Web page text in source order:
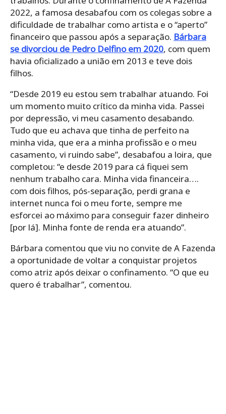
2022, a famosa desabafou com os colegas sobre a
dificuldade de trabalhar como artista e o “aperto”
financeiro que passou após a separação. Bárbara
se divorciou de Pedro Delfino em 2020, com quem
havia oficializado a união em 2013 e teve dois
filhos.
“Desde 2019 eu estou sem trabalhar atuando. Foi
um momento muito crítico da minha vida. Passei
por depressão, vi meu casamento desabando.
Tudo que eu achava que tinha de perfeito na
minha vida, que era a minha profissão e o meu
casamento, vi ruindo sabe”, desabafou a loira, que
completou: “e desde 2019 para cá fiquei sem
nenhum trabalho cara. Minha vida financeira….
com dois filhos, pós-separação, perdi grana e
internet nunca foi o meu forte, sempre me
esforcei ao máximo para conseguir fazer dinheiro
[por lá]. Minha fonte de renda era atuando”.
Bárbara comentou que viu no convite de A Fazenda
a oportunidade de voltar a conquistar projetos
como atriz após deixar o confinamento. “O que eu
quero é trabalhar”, comentou.